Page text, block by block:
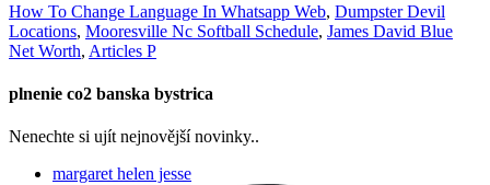
How To Change Language In Whatsapp Web, Dumpster Devil
Locations, Mooresville Nc Softball Schedule, James David Blue
Net Worth, Articles P
plnenie co2 banska bystrica
Nenechte si ujít nejnovější novinky..
margaret helen jesse